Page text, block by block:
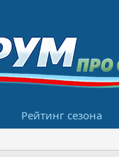
Рейтинг сезона